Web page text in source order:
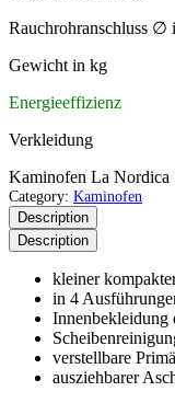
Kaminofen La Nordica
Category: Kaminofen
Description
Description
kleiner
in 4
Innenbekleidung
verstellbare
ausziehbarer